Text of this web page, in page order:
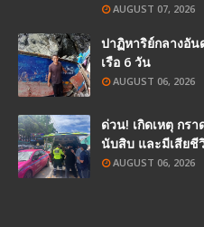
AUGUST 07, 2026
ปาฏิหาริย์กลางอัน
เรือ 6 วัน
AUGUST 06, 2026
ด่วน! เกิดเหตุ กร
นับสิบ และมีเสียชี
AUGUST 06, 2026